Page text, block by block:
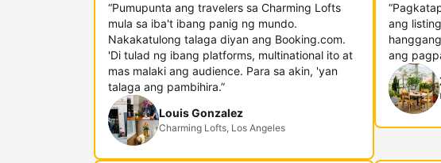
“Pumupunta ang travelers sa Charming Lofts
mula sa iba't ibang panig ng mundo.
Nakakatulong talaga diyan ang Booking.com.
'Di tulad ng ibang platforms, multinational ito at
mas malaki ang audience. Para sa akin, 'yan
talaga ang pambihira.”
Louis Gonzalez
Charming Lofts, Los Angeles
ang
ang